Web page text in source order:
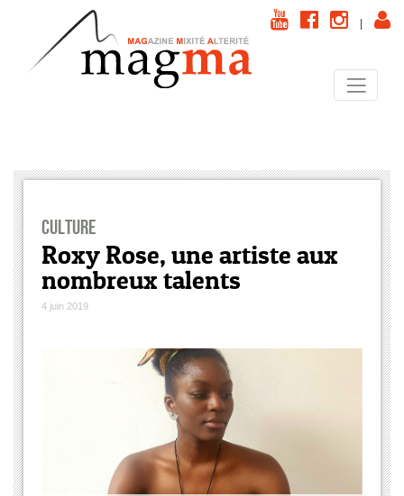
Culture
Roxy Rose, une artiste aux
nombreux talents
4 juin 2019